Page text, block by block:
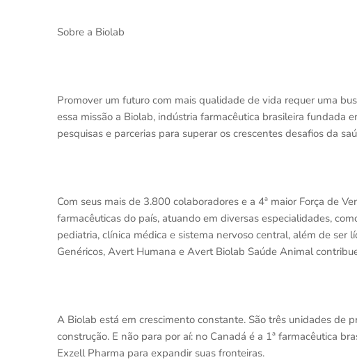
Sobre a Biolab
Promover um futuro com mais qualidade de vida requer uma
essa missão a Biolab, indústria farmacêutica brasileira fundada
pesquisas e parcerias para superar os crescentes desafios da
Com seus mais de 3.800 colaboradores e a 4ª maior Força de
farmacêuticas do país, atuando em diversas especialidades,
pediatria, clínica médica e sistema nervoso central, além de ser
Genéricos, Avert Humana e Avert Biolab Saúde Animal
A Biolab está em crescimento constante. São três unidades de
construção. E não para por aí: no Canadá é a 1ª farmacêutica
Exzell Pharma para expandir suas fronteiras.